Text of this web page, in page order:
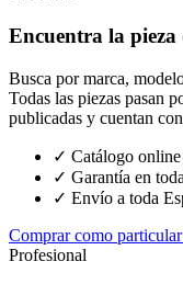
Encuentra la pieza
Busca por marca,
Todas las piezas pasan
publicadas y cuentan
✓ Catálogo
✓ Garantía en
✓ Envío a toda
Comprar como
Profesional